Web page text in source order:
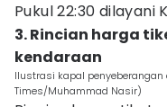
Pukul 22:30 dilayani
3. Rincian harga
kendaraan
Ilustrasi kapal penyeberangan
Times/Muhammad Nasir)